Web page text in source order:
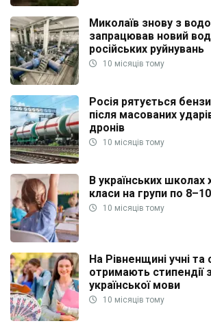
Миколаїв знову з
запрацював новий
російських руйнувань
10 місяців тому
Росія рятується
після масованих
дронів
10 місяців тому
В українських школах
класи на групи по 8–10
10 місяців тому
На Рівненщині учні та
отримають стипендії
української мови
10 місяців тому